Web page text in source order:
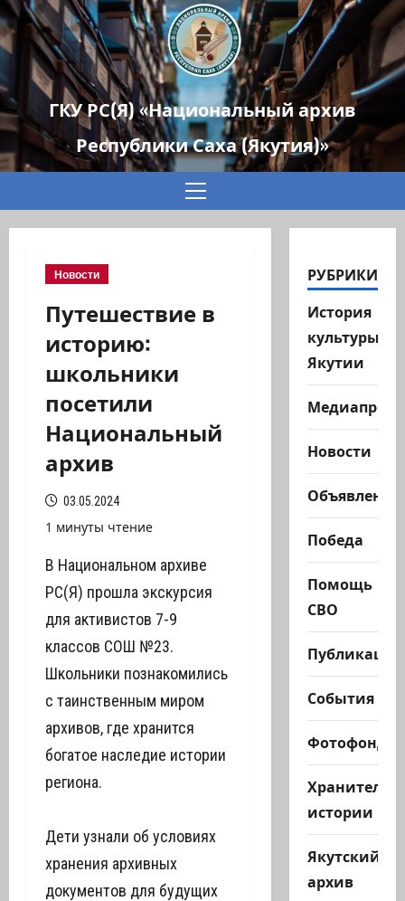
ГКУ РС(Я) «Национальный архив
Республики Саха (Якутия)»
Основное
Новости
Путешествие в
историю:
школьники
посетили
Национальный
архив
03.05.2024
1 минуты чтение
В Национальном архиве
РС(Я) прошла экскурсия
для активистов 7-9
классов СОШ №23.
Школьники познакомились
с таинственным миром
архивов, где хранится
богатое наследие истории
региона.
Дети узнали об условиях
хранения архивных
документов для будущих
РУБРИКИ
История
культуры
Якутии
Новости
Объявления
Победа
Помощь
СВО
Публикации
События
Фотофонд
Хранители
истории
Якутский
архив